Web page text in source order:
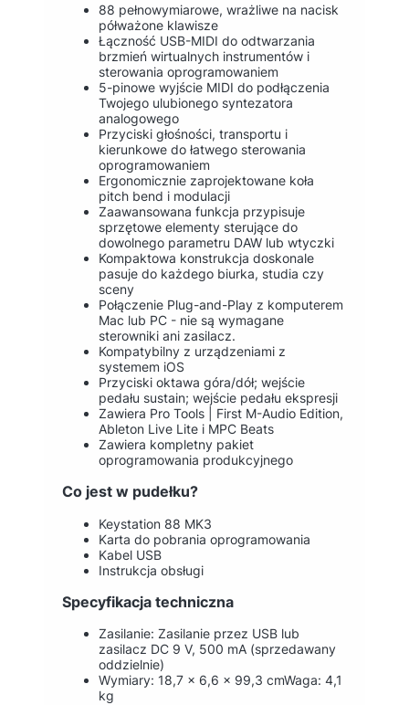
88 pełnowymiarowe, wrażliwe na nacisk
półważone klawisze
Łączność USB-MIDI do odtwarzania
brzmień wirtualnych instrumentów i
sterowania oprogramowaniem
5-pinowe wyjście MIDI do podłączenia
Twojego ulubionego syntezatora
analogowego
Przyciski głośności, transportu i
kierunkowe do łatwego sterowania
oprogramowaniem
Ergonomicznie zaprojektowane koła
pitch bend i modulacji
Zaawansowana funkcja przypisuje
sprzętowe elementy sterujące do
dowolnego parametru DAW lub wtyczki
Kompaktowa konstrukcja doskonale
pasuje do każdego biurka, studia czy
sceny
Połączenie Plug-and-Play z komputerem
Mac lub PC - nie są wymagane
sterowniki ani zasilacz.
Kompatybilny z urządzeniami z
systemem iOS
Przyciski oktawa góra/dół; wejście
pedału sustain; wejście pedału ekspresji
Zawiera Pro Tools | First M-Audio Edition,
Ableton Live Lite i MPC Beats
Zawiera kompletny pakiet
oprogramowania produkcyjnego
Co jest w pudełku?
Keystation 88 MK3
Karta do pobrania oprogramowania
Kabel USB
Instrukcja obsługi
Specyfikacja techniczna
Zasilanie: Zasilanie przez USB lub
zasilacz DC 9 V, 500 mA (sprzedawany
oddzielnie)
Wymiary: 18,7 x 6,6 x 99,3 cmWaga: 4,1
kg